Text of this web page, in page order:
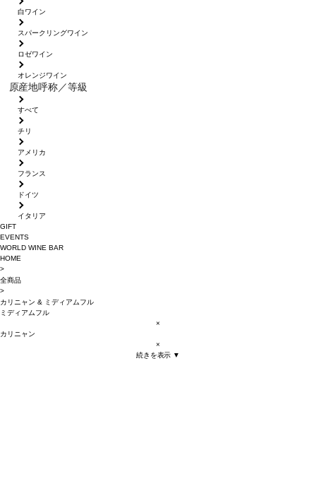
白ワイン
スパークリングワイン
ロゼワイン
オレンジワイン
原産地呼称／等級
すべて
チリ
アメリカ
フランス
ドイツ
イタリア
GIFT
EVENTS
WORLD WINE BAR
HOME
>
全商品
>
カリニャン & ミディアムフル
ミディアムフル
×
カリニャン
×
続きを表示 ▼